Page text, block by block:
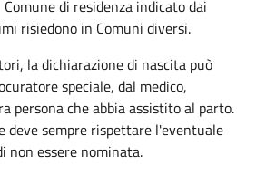
di residenza indicato dai
risiedono in Comuni diversi.
la dichiarazione di nascita può
speciale, dal medico,
persona che abbia assistito al parto.
deve sempre rispettare l'eventuale
non essere nominata.